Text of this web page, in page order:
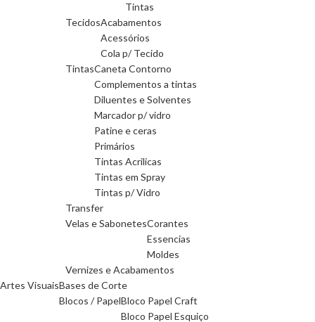
Tintas
TecidosAcabamentos
Acessórios
Cola p/ Tecido
TintasCaneta Contorno
Complementos a tintas
Diluentes e Solventes
Marcador p/ vidro
Patine e ceras
Primários
Tintas Acrilicas
Tintas em Spray
Tintas p/ Vidro
Transfer
Velas e SabonetesCorantes
Essencias
Moldes
Vernizes e Acabamentos
Artes VisuaisBases de Corte
Blocos / PapelBloco Papel Craft
Bloco Papel Esquiço